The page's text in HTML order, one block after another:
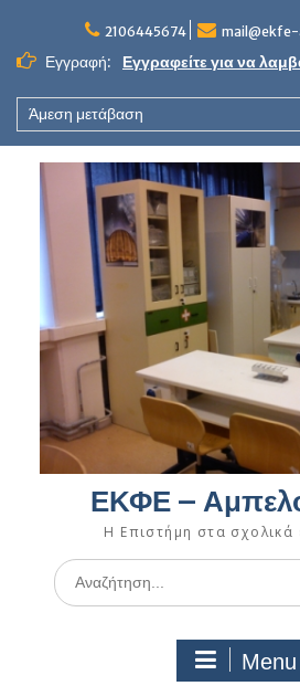
content
2106445674
Εγγραφή: Εγγραφείτε για να
Άμεση μετάβαση
ΕΚΦΕ –
Η Επιστήμη στα σχολικά
Search
for:
Menu